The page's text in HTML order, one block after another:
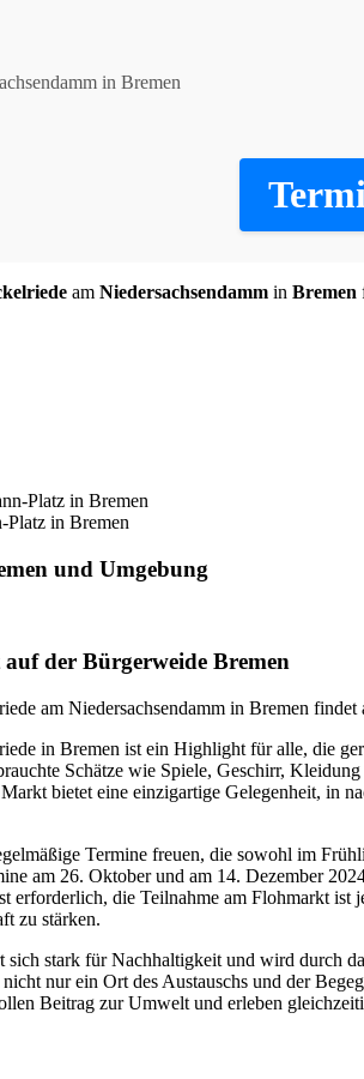
in Bremen
am Niedersachsendamm in Bremen
Platz in Bremen
und Umgebung
der Bürgerweide Bremen
am Niedersachsendamm in Bremen
in Bremen ist ein Highlight für alle, die
Schätze wie Spiele, Geschirr,
bietet eine einzigartige Gelegenheit,
Termine freuen, die sowohl im
am 26. Oktober und am 14. Dezember
erforderlich, die Teilnahme am Flohmarkt
zu stärken.
sich stark für Nachhaltigkeit und wird durch
nur ein Ort des Austauschs und der
Beitrag zur Umwelt und erleben